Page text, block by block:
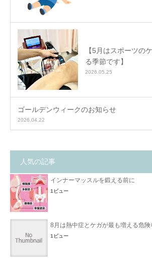
【5月はスポーツの
る季節です】
2026.05.25
ゴールデンウィークのお知らせ
2026.04.22
人気の記事
インナーマッスルを鍛える前に
1ビュー
8月は熱中症とケガが最も増える危険
1ビュー